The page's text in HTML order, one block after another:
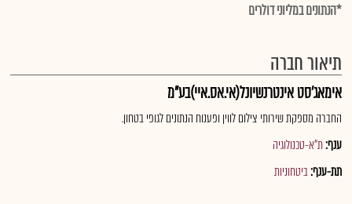
*הנתונים במליוני דולרים
תיאור חברה
אימאג'סט אינטרנשיונל(אי.אס.איי)בע"מ
החברה מספקת שירותי צילום לווין ופענוח הנתונים לגופי בטחון.
ענף:ת"א-טכנולוגיה
תת-ענף:ביטחוניות